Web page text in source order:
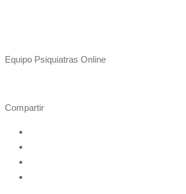
Equipo Psiquiatras Online
Compartir